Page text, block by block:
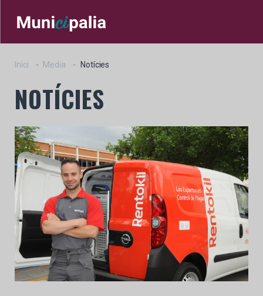
Inici Media Notícies
NOTÍCIES